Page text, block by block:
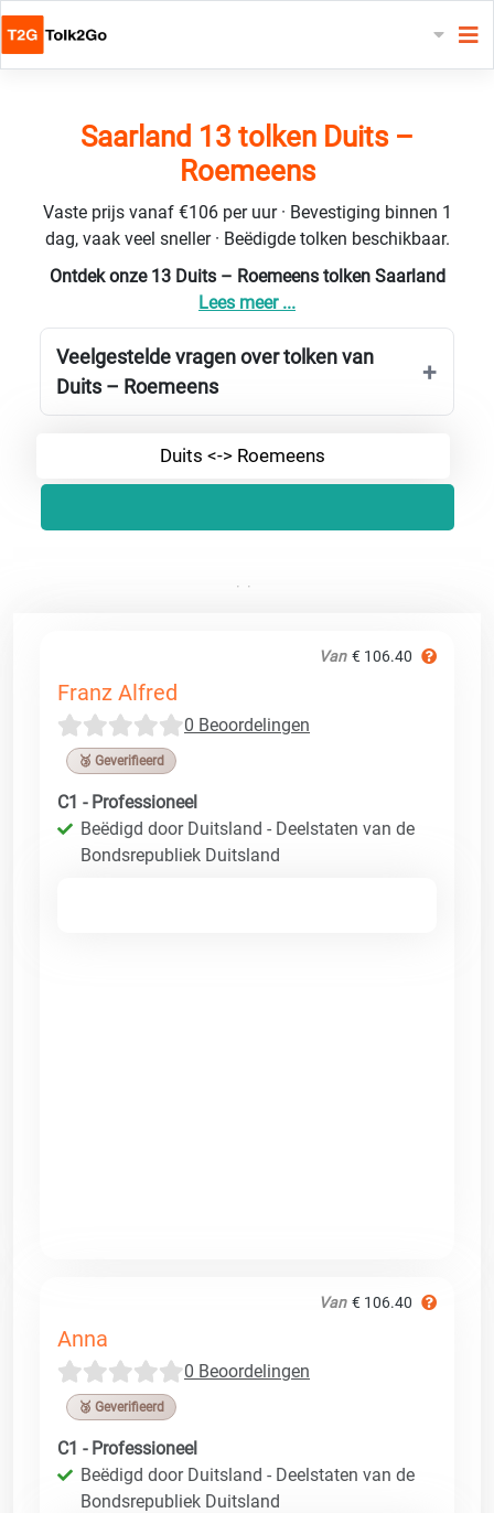
Saarland 13 tolken Duits –
Roemeens
Vaste prijs vanaf €106 per uur · Bevestiging binnen 1
dag, vaak veel sneller · Beëdigde tolken beschikbaar.
Ontdek onze 13 Duits – Roemeens tolken Saarland
Lees meer ...
Veelgestelde vragen over tolken van
Duits – Roemeens
Duits <-> Roemeens
Van € 106.40
Franz Alfred
0 Beoordelingen
🥉 Geverifieerd
C1 - Professioneel
Beëdigd door Duitsland - Deelstaten van de
Bondsrepubliek Duitsland
Van € 106.40
Anna
0 Beoordelingen
🥉 Geverifieerd
C1 - Professioneel
Beëdigd door Duitsland - Deelstaten van de
Bondsrepubliek Duitsland